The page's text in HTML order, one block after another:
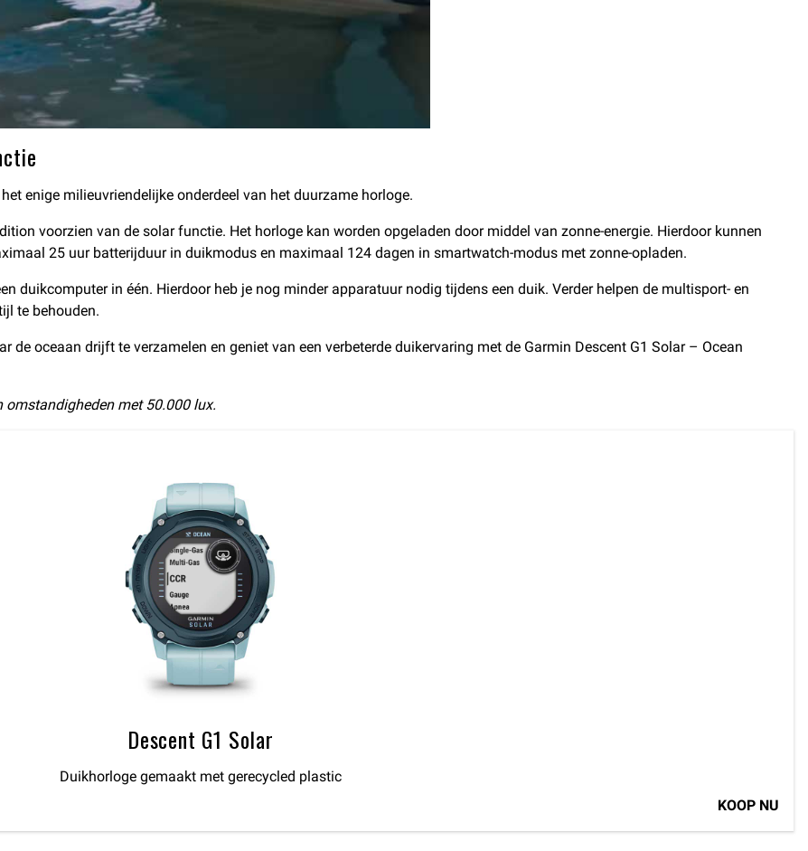
enige milieuvriendelijke onderdeel van het duurzame horloge.
voorzien van de solar functie. Het horloge kan worden opgeladen door middel van zonne-energie. Hierdoor kunnen
25 uur batterijduur in duikmodus en maximaal 124 dagen in smartwatch-modus met zonne-opladen.
duikcomputer in één. Hierdoor heb je nog minder apparatuur nodig tijdens een duik. Verder helpen de multisport- en
te behouden.
de oceaan drijft te verzamelen en geniet van een verbeterde duikervaring met de Garmin Descent G1 Solar – Ocean
omstandigheden met 50.000 lux.
Descent G1 Solar
Duikhorloge gemaakt met gerecycled plastic
KOOP NU